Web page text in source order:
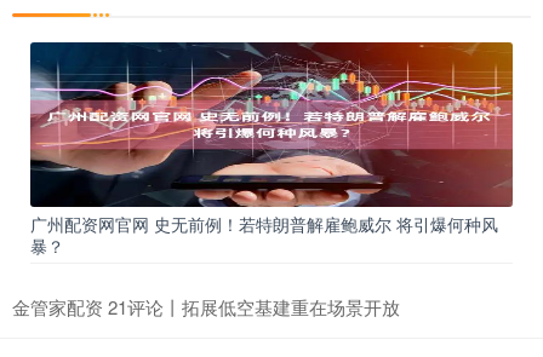
广州配资网官网 史无前例！若特朗普解雇鲍威尔 将引爆何种风
暴？
金管家配资 21评论丨拓展低空基建重在场景开放